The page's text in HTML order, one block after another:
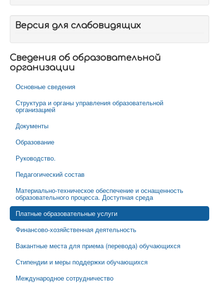
Версия для слабовидящих
Сведения об образовательной
организации
Основные сведения
Структура и органы управления образовательной
организацией
Документы
Образование
Руководство.
Педагогический состав
Материально-техническое обеспечение и оснащенность
образовательного процесса. Доступная среда
Платные образовательные услуги
Финансово-хозяйственная деятельность
Вакантные места для приема (перевода) обучающихся
Стипендии и меры поддержки обучающихся
Международное сотрудничество